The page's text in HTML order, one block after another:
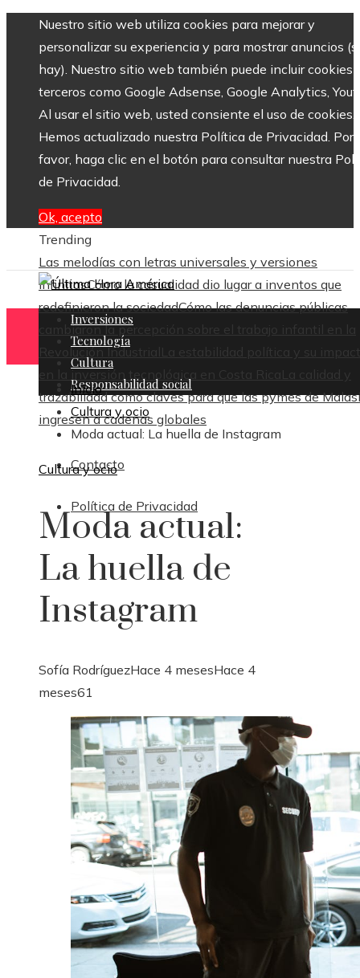
Nuestro sitio web utiliza cookies para mejorar y
personalizar su experiencia y para mostrar anuncios
hay). Nuestro sitio web también puede incluir cookies
terceros como Google Adsense, Google Analytics,
Al usar el sitio web, usted consiente el uso de cookies.
Hemos actualizado nuestra Política de Privacidad. Por
favor, haga clic en el botón para consultar nuestra
de Privacidad.
Ok, acepto
Trending
Las melodías con letras universales y versiones
infinitasCómo la casualidad dio lugar a inventos que
redefinieron la sociedadCómo las denuncias públicas
cambiaron la percepción sobre el trabajo infantil en la
Revolución Industrial
La estabilidad política y su
en la inversión tecnológica en Costa Rica
La calidad y
trazabilidad como claves para que las pymes de
ingresen a cadenas globales
Contacto
Política de Privacidad
Inversiones
Tecnología
Cultura
Responsabilidad social
Inicio
Cultura y ocio
Moda actual: La huella de Instagram
Cultura y ocio
Moda actual:
La huella de
Instagram
Sofía RodríguezHace 4 mesesHace 4
meses61